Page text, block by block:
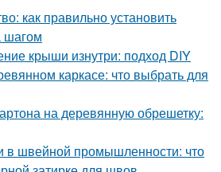
как правильно установить
шагом
крыши изнутри: подход DIY
каркасе: что выбрать для
на деревянную обрешетку:
в швейной промышленности: что